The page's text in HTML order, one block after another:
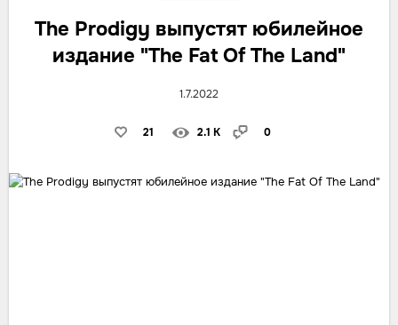
The Prodigy выпустят юбилейное
издание "The Fat Of The Land"
1.7.2022
21 2.1 K 0